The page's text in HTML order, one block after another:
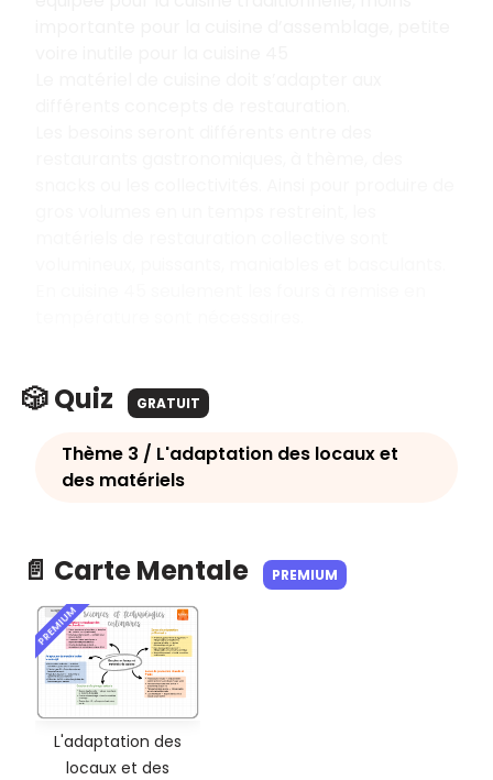
🎲 Quiz GRATUIT
Thème 3 / L'adaptation des locaux et
des matériels
📄 Carte Mentale PREMIUM
PREMIUM
L'adaptation des
locaux et des